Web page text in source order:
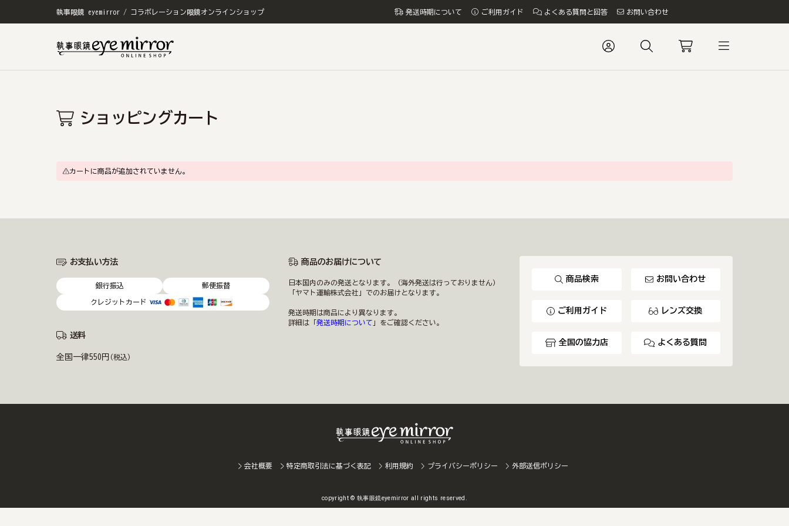
執事眼鏡 eyemirror / コラボレーション眼鏡オンラインショップ 発送時期について ご利用ガイド よくある質問と回答 お問い合わせ
ショッピングカート
カートに商品が追加されていません。
お支払い方法
銀行振込 郵便振替
クレジットカード
送料
全国一律550円 (税込)
商品のお届けについて
日本国内のみの発送となります。（海外発送は行っておりません）
「ヤマト運輸株式会社」でのお届けとなります。
発送時期は商品により異なります。
詳細は「 発送時期について 」をご確認ください。
商品検索 お問い合わせ
ご利用ガイド レンズ交換
全国の協力店 よくある質問
会社概要 特定商取引法に基づく表記 利用規約 プライバシーポリシー 外部送信ポリシー
copyright © 執事眼鏡eyemirror all rights reserved.